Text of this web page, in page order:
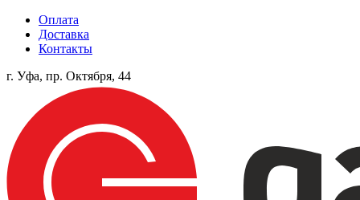
Оплата
Доставка
Контакты
г. Уфа, пр. Октября, 44